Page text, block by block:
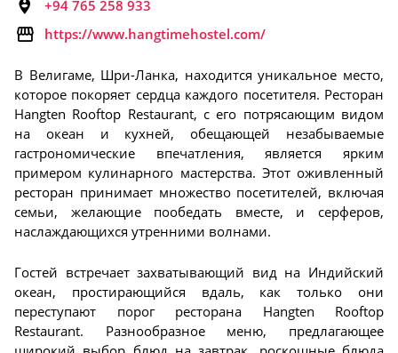
+94 765 258 933
https://www.hangtimehostel.com/
В Велигаме, Шри-Ланка, находится уникальное место,
которое покоряет сердца каждого посетителя. Ресторан
Hangten Rooftop Restaurant, с его потрясающим видом
на океан и кухней, обещающей незабываемые
гастрономические впечатления, является ярким
примером кулинарного мастерства. Этот оживленный
ресторан принимает множество посетителей, включая
семьи, желающие пообедать вместе, и серферов,
наслаждающихся утренними волнами.
Гостей встречает захватывающий вид на Индийский
океан, простирающийся вдаль, как только они
переступают порог ресторана Hangten Rooftop
Restaurant. Разнообразное меню, предлагающее